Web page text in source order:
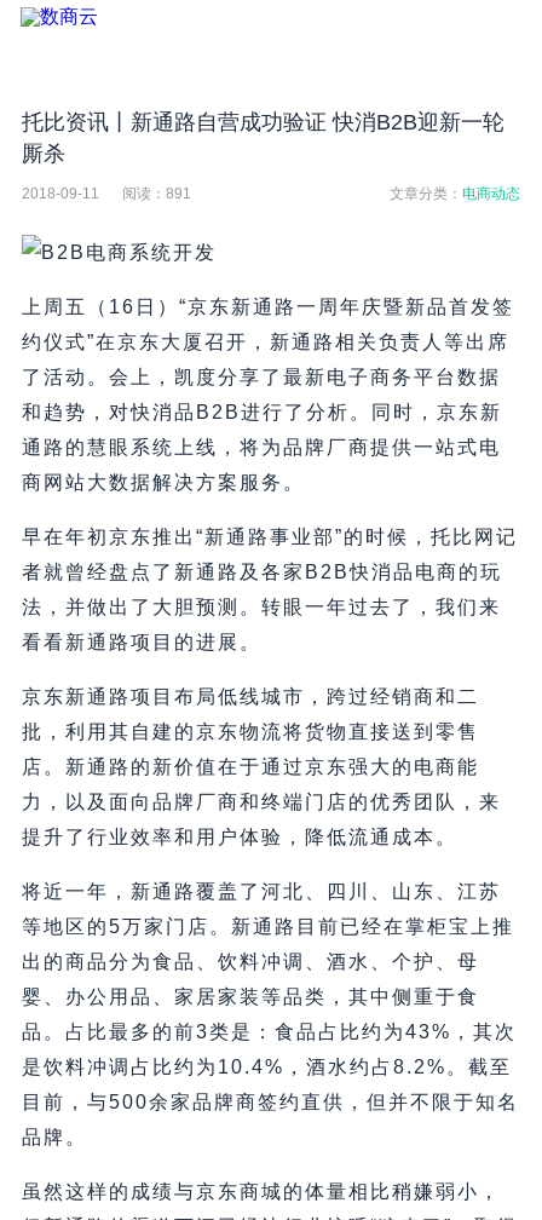
托比资讯丨新通路自营成功验证 快消B2B迎新一轮
厮杀
2018-09-11 阅读： 891 文章分类：电商动态
上周五（16日）“京东新通路一周年庆暨新品首发签
约仪式”在京东大厦召开，新通路相关负责人等出席
了活动。会上，凯度分享了最新电子商务平台数据
和趋势，对快消品B2B进行了分析。同时，京东新
通路的慧眼系统上线，将为品牌厂商提供一站式电
商网站大数据解决方案服务。
早在年初京东推出“新通路事业部”的时候，托比网记
者就曾经盘点了新通路及各家B2B快消品电商的玩
法，并做出了大胆预测。转眼一年过去了，我们来
看看新通路项目的进展。
京东新通路项目布局低线城市，跨过经销商和二
批，利用其自建的京东物流将货物直接送到零售
店。新通路的新价值在于通过京东强大的电商能
力，以及面向品牌厂商和终端门店的优秀团队，来
提升了行业效率和用户体验，降低流通成本。
将近一年，新通路覆盖了河北、四川、山东、江苏
等地区的5万家门店。新通路目前已经在掌柜宝上推
出的商品分为食品、饮料冲调、酒水、个护、母
婴、办公用品、家居家装等品类，其中侧重于食
品。占比最多的前3类是：食品占比约为43%，其次
是饮料冲调占比约为10.4%，酒水约占8.2%。截至
目前，与500余家品牌商签约直供，但并不限于知名
品牌。
虽然这样的成绩与京东商城的体量相比稍嫌弱小，